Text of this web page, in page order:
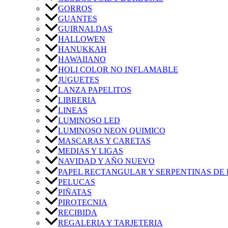
GORROS
GUANTES
GUIRNALDAS
HALLOWEN
HANUKKAH
HAWAIIANO
HOLI COLOR NO INFLAMABLE
JUGUETES
LANZA PAPELITOS
LIBRERIA
LINEAS
LUMINOSO LED
LUMINOSO NEON QUIMICO
MASCARAS Y CARETAS
MEDIAS Y LIGAS
NAVIDAD Y AÑO NUEVO
PAPEL RECTANGULAR Y SERPENTINAS DE
PELUCAS
PIÑATAS
PIROTECNIA
RECIBIDA
REGALERIA Y TARJETERIA